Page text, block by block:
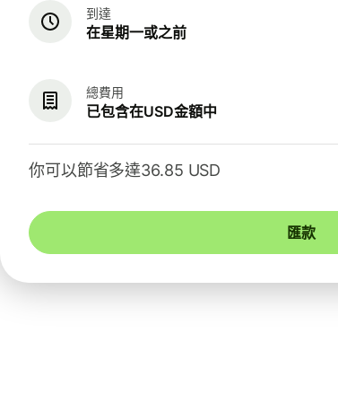
到達
在星期一或之前
總費用
已包含在USD金額中
你可以節省多達36.85 USD
匯款